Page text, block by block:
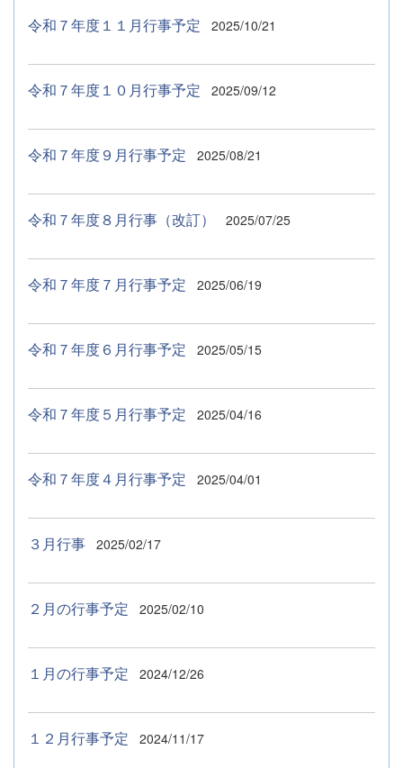
令和７年度１１月行事予定 2025/10/21
令和７年度１０月行事予定 2025/09/12
令和７年度９月行事予定 2025/08/21
令和７年度８月行事（改訂） 2025/07/25
令和７年度７月行事予定 2025/06/19
令和７年度６月行事予定 2025/05/15
令和７年度５月行事予定 2025/04/16
令和７年度４月行事予定 2025/04/01
３月行事 2025/02/17
２月の行事予定 2025/02/10
１月の行事予定 2024/12/26
１２月行事予定 2024/11/17